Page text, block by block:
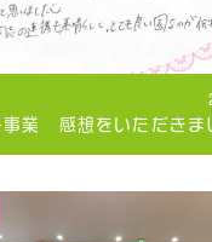
事業 感想をいただきま